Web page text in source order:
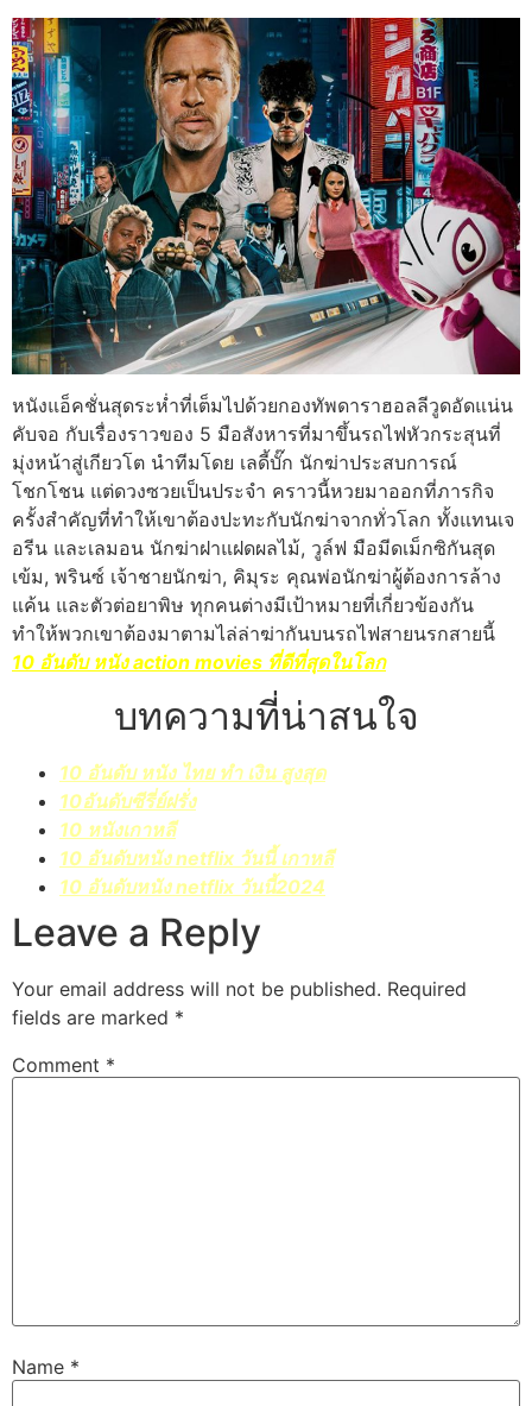
หนังแอ็คชั่นสุดระห่ำที่เต็มไปด้วยกองทัพดาราฮอลลีวูดอัดแน่น
คับจอ กับเรื่องราวของ 5 มือสังหารที่มาขึ้นรถไฟหัวกระสุนที่
มุ่งหน้าสู่เกียวโต นำทีมโดย เลดี้บั๊ก นักฆ่าประสบการณ์
โชกโชน แต่ดวงซวยเป็นประจำ คราวนี้หวยมาออกที่ภารกิจ
ครั้งสำคัญที่ทำให้เขาต้องปะทะกับนักฆ่าจากทั่วโลก ทั้งแทนเจ
อรีน และเลมอน นักฆ่าฝาแฝดผลไม้, วูล์ฟ มือมีดเม็กซิกันสุด
เข้ม, พรินซ์ เจ้าชายนักฆ่า, คิมุระ คุณพ่อนักฆ่าผู้ต้องการล้าง
แค้น และตัวต่อยาพิษ ทุกคนต่างมีเป้าหมายที่เกี่ยวข้องกัน
ทำให้พวกเขาต้องมาตามไล่ล่าฆ่ากันบนรถไฟสายนรกสายนี้
10 อันดับ หนัง action movies ที่ดีที่สุดในโลก
บทความที่น่าสนใจ
10 อันดับ หนัง ไทย ทํา เงิน สูงสุด
10อันดับซีรี่ย์ฝรั่ง
10 หนังเกาหลี
10 อันดับหนัง netflix วันนี้ เกาหลี
10 อันดับหนัง netflix วันนี้2024
Leave a Reply
Your email address will not be published. Required
fields are marked *
Comment *
Name *